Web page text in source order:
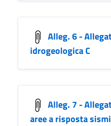
Alleg. 6 -
idrogeologica C
Alleg. 7 -
aree a risposta